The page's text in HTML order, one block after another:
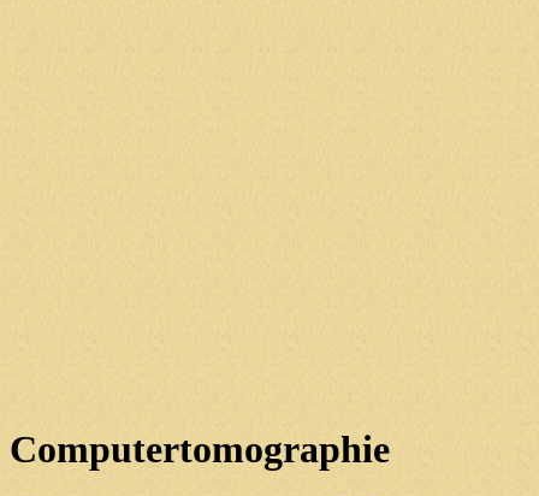
Computertomographie